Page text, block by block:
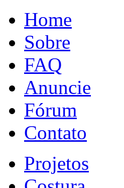
Home
Sobre
FAQ
Anuncie
Fórum
Contato
Projetos